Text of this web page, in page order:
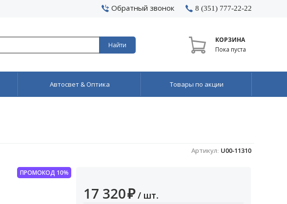
Обратный звонок 8 (351) 777-22-22
Найти
КОРЗИНА
Пока пуста
Автосвет & Оптика Товары по акции
Артикул: U00-11310
ПРОМОКОД 10%
17 320₽ / шт.